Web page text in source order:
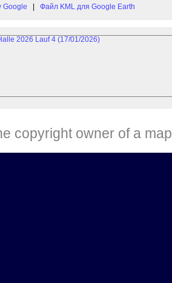
Google | Файл KML для Google Earth
copyright owner of a